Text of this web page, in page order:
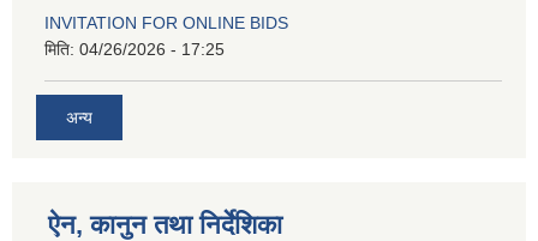
INVITATION FOR ONLINE BIDS
मिति: 04/26/2026 - 17:25
अन्य
ऐन, कानुन तथा निर्देशिका